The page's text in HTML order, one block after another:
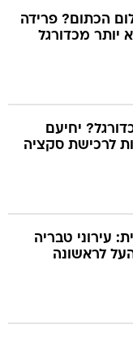
הכתום? פרידה
יותר מכדורגל
יחיעם
לרכישת סקציה
עירוני טבריה
לראשונה